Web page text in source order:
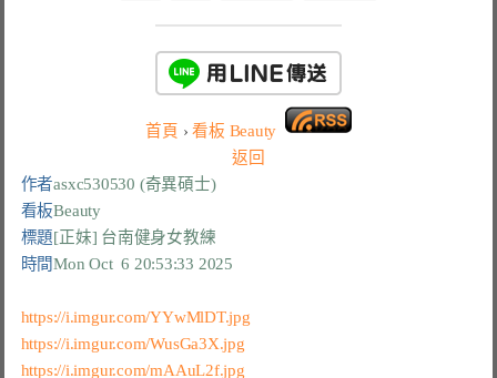
首頁 › 看板 Beauty
返回
作者asxc530530 (奇異碩士)
看板Beauty
標題[正妹] 台南健身女教練
時間Mon Oct  6 20:53:33 2025
https://i.imgur.com/YYwMlDT.jpg
https://i.imgur.com/WusGa3X.jpg
https://i.imgur.com/mAAuL2f.jpg